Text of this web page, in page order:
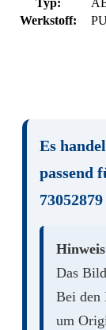
Werkstoff:
Es
passend
73052879
Das
Bei den
um